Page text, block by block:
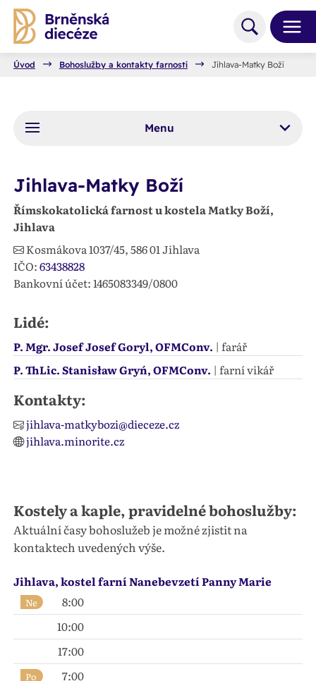
Úvod Bohoslužby a kontakty farností Jihlava-Matky Boží
Menu
Jihlava-Matky Boží
Římskokatolická farnost u kostela Matky Boží,
Jihlava
Kosmákova 1037/45,586 01Jihlava
IČO:63438828
Bankovní účet: 1465083349/0800
Lidé:
P. Mgr. Josef Josef Goryl, OFMConv. | farář
P. ThLic. Stanisław Gryń, OFMConv. | farní vikář
Kontakty:
jihlava-matkybozi@dieceze.cz
jihlava.minorite.cz
Kostely a kaple, pravidelné bohoslužby:
Aktuální časy bohoslužeb je možné zjistit na
kontaktech uvedených výše.
Jihlava, kostel farní Nanebevzetí Panny Marie
Ne
8:00
10:00
17:00
Po
7:00